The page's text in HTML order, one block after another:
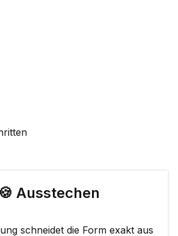
🍪 Ausstechen
schneidet die Form exakt aus